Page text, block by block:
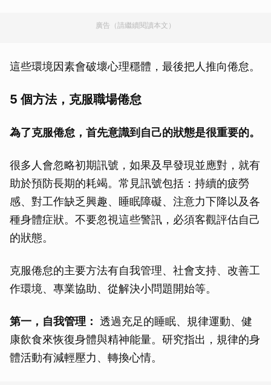
廣告（請繼續閱讀本文）
這些環境因素會破壞心理穩體，最後把人推向倦怠。
5 個方法，克服職場倦怠
為了克服倦怠，首先意識到自己的狀態是很重要的。
很多人會忽略初期訊號，如果及早發現並應對，就有
助於預防長期的耗竭。常見訊號包括：持續的疲勞
感、對工作缺乏興趣、睡眠障礙、注意力下降以及各
種身體症狀。不要忽視這些警訊，必須客觀評估自己
的狀態。
克服倦怠的主要方法有自我管理、社會支持、改善工
作環境、專業協助、從解決小問題開始等。
第一，自我管理： 透過充足的睡眠、規律運動、健
康飲食來恢復身體與精神能量。研究指出，規律的身
體活動有減輕壓力、轉換心情。